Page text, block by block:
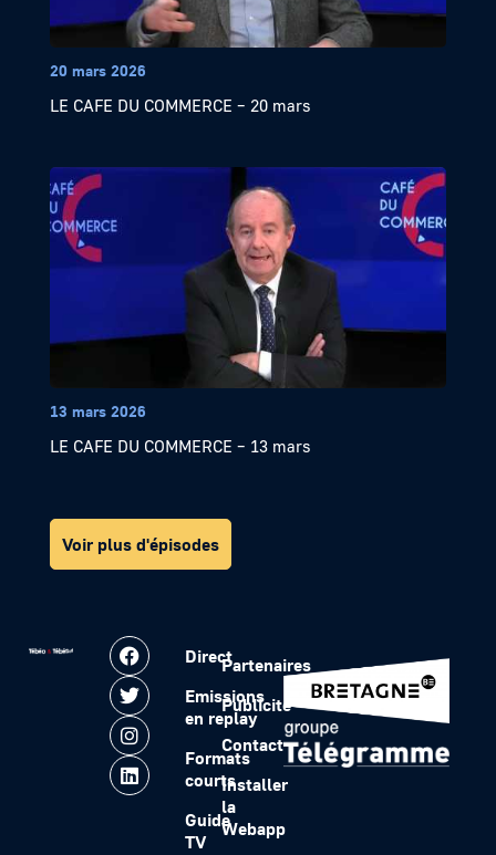
20 mars 2026
LE CAFE DU COMMERCE – 20 mars
13 mars 2026
LE CAFE DU COMMERCE – 13 mars
Voir plus d'épisodes
Direct
Emissions
en replay
Formats
courts
Guide
TV
Partenaires
Publicité
Contact
Installer
la
Webapp